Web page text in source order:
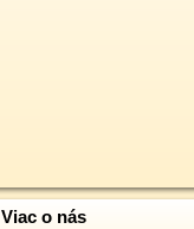
Viac o nás